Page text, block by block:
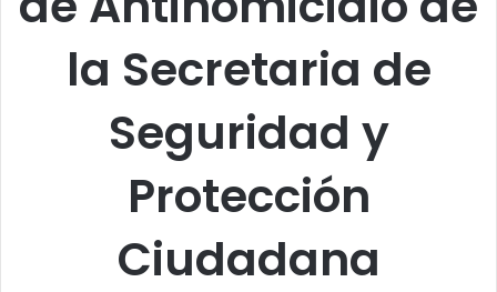
la Secretaria de
Seguridad y
Protección
Ciudadana